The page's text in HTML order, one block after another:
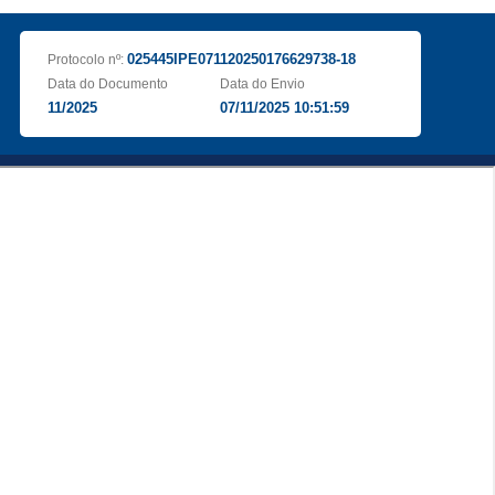
Protocolo nº: 025445IPE071120250176629738-18
Data do Documento
11/2025
Data do Envio
07/11/2025 10:51:59